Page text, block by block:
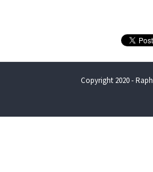
Copyright 2020 -